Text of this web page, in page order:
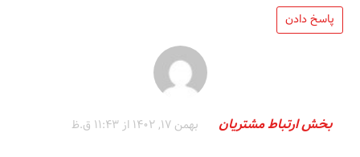
پاسخ دادن
بخش ارتباط مشتریان بهمن 17, 1402 از 11:43 ق.ظ